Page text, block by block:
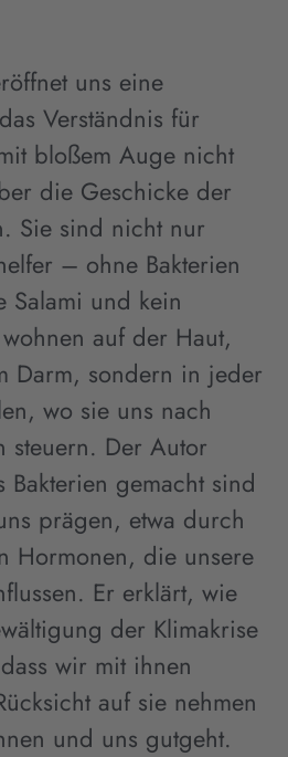
uns eine
Verständnis für
bloßem Auge nicht
die Geschicke der
Sie sind nicht nur
– ohne Bakterien
Salami und kein
auf der Haut,
Darm, sondern in jeder
wo sie uns nach
steuern. Der Autor
gemacht sind
prägen, etwa durch
Hormonen, die unsere
Er erklärt, wie
der Klimakrise
wir mit ihnen
auf sie nehmen
und uns gutgeht.